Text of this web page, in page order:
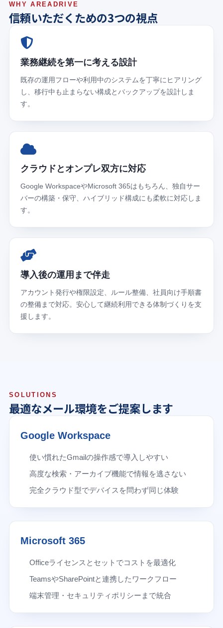
WHY AREADRIVE
信頼いただくための3つの視点
業務継続を第一に考える設計
既存の運用フローや利用中のシステムを丁寧にヒアリング
し、移行中も止まらない構成とバックアップを設計しま
す。
クラウドとオンプレ双方に対応
Google WorkspaceやMicrosoft 365はもちろん、独自サー
バーの構築・保守、ハイブリッド構成にも柔軟に対応しま
す。
導入後の運用まで伴走
アカウント発行や権限設定、ルール整備、社員向け手順書
の整備まで対応。安心して継続利用できる体制づくりを支
援します。
SOLUTIONS
最適なメール環境をご提案します
Google Workspace
使い慣れたGmailの操作感で導入しやすい
高度な検索・アーカイブ機能で情報を逃さない
完全クラウド型でデバイスを問わず同じ体験
Microsoft 365
Officeライセンスとセットでコストを最適化
TeamsやSharePointと連携したワークフロー
端末管理・セキュリティポリシーまで統合